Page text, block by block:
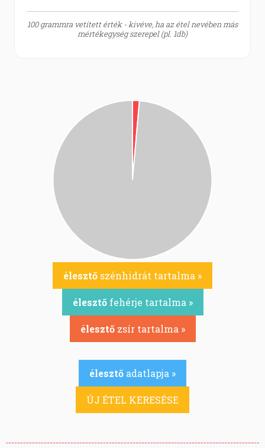
100 grammra vetített érték - kivéve, ha az étel nevében más
mértékegység szerepel (pl. 1db)
élesztő szénhidrát tartalma »
élesztőfehérje tartalma »
élesztőzsír tartalma »
élesztő adatlapja »
ÚJ ÉTEL KERESÉSE